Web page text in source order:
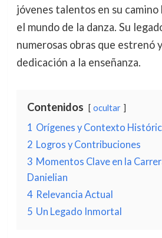
jóvenes talentos en su
el mundo de la danza. Su
numerosas obras que estrenó
dedicación a la enseñanza.
Contenidos ocultar
1 Orígenes y Contexto
2 Logros y Contribuciones
3 Momentos Clave en la
Danielian
4 Relevancia Actual
5 Un Legado Inmortal